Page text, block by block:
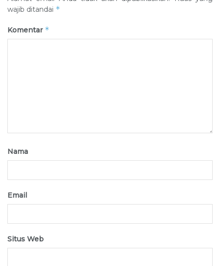
wajib ditandai *
Komentar *
Nama
Email
Situs Web